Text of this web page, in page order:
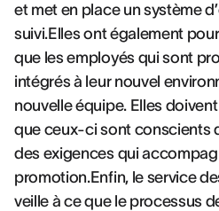
et met en place un système
suivi.Elles ont également
que les employés qui sont
intégrés à leur nouvel
nouvelle équipe. Elles
que ceux-ci sont conscients
des exigences qui
promotion.Enfin, le service
veille à ce que le processus